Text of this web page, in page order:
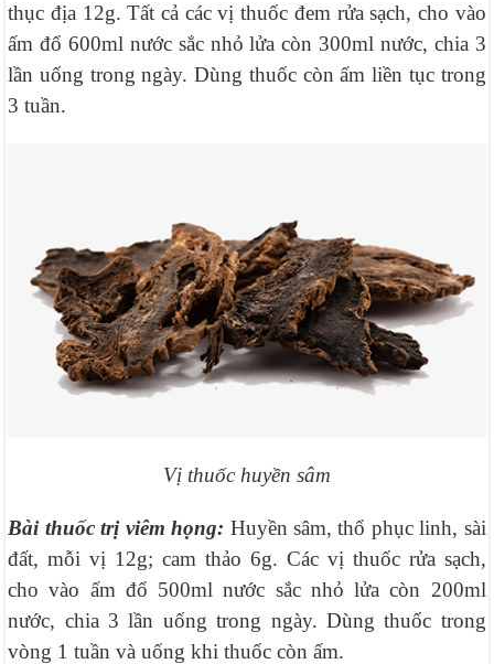
thục địa 12g. Tất cả các vị thuốc đem rửa sạch, cho vào
ấm đổ 600ml nước sắc nhỏ lửa còn 300ml nước, chia 3
lần uống trong ngày. Dùng thuốc còn ấm liền tục trong
3 tuần.
Vị thuốc huyền sâm
Bài thuốc trị viêm họng: Huyền sâm, thổ phục linh, sài
đất, mỗi vị 12g; cam thảo 6g. Các vị thuốc rửa sạch,
cho vào ấm đổ 500ml nước sắc nhỏ lửa còn 200ml
nước, chia 3 lần uống trong ngày. Dùng thuốc trong
vòng 1 tuần và uống khi thuốc còn ấm.